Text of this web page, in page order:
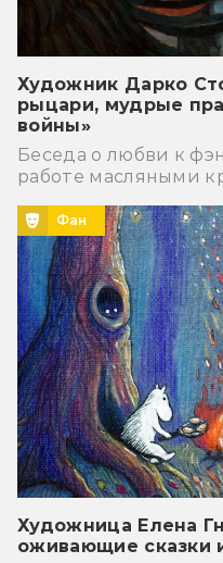
Художник Дарко
рыцари, мудрые
войны»
Беседа о любви к
работе масляными
Фан
Художница Елена
оживающие сказки